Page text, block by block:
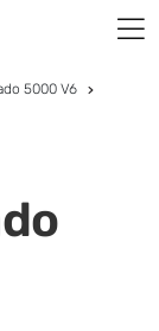
5000 V6